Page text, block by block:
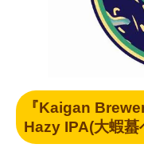
『Kaigan
Hazy IPA(大蝦蟇